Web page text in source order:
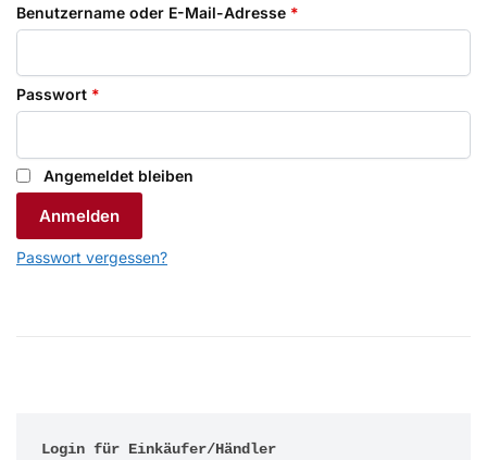
Benutzername oder E-Mail-Adresse *
Passwort *
Angemeldet bleiben
Anmelden
Passwort vergessen?
Login für Einkäufer/Händler